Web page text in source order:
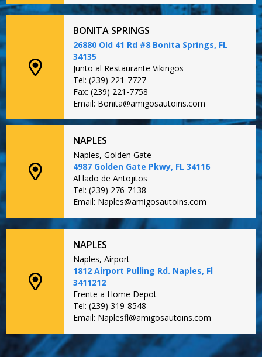
BONITA SPRINGS
26880 Old 41 Rd #8 Bonita Springs, FL
34135
Junto al Restaurante Vikingos
Tel: (239) 221-7727
Fax: (239) 221-7758
Email: Bonita@amigosautoins.com
NAPLES
Naples, Golden Gate
4987 Golden Gate Pkwy, FL 34116
Al lado de Antojitos
Tel: (239) 276-7138
Email: Naples@amigosautoins.com
NAPLES
Naples, Airport
1812 Airport Pulling Rd. Naples, Fl
3411212
Frente a Home Depot
Tel: (239) 319-8548
Email: Naplesfl@amigosautoins.com